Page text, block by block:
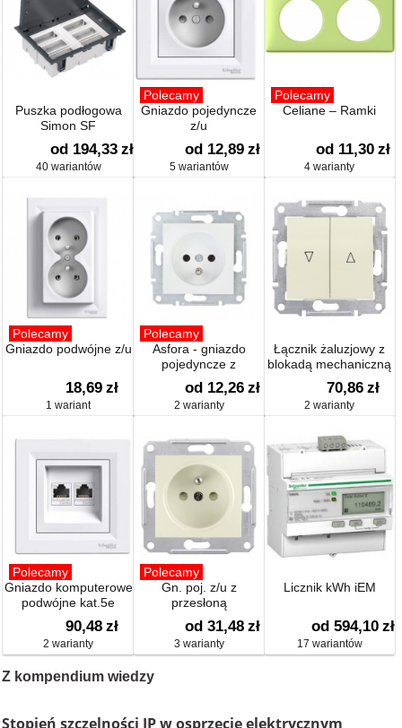
Puszka podłogowa
Simon SF
od 194,33 zł
40 wariantów
Polecamy
Gniazdo pojedyncze
z/u
od 12,89 zł
5 wariantów
Polecamy
Celiane – Ramki
od 11,30 zł
4 warianty
Polecamy
Gniazdo podwójne z/u
18,69 zł
1 wariant
Polecamy
Asfora - gniazdo
pojedyncze z
uziemieniem
od 12,26 zł
2 warianty
Łącznik żaluzjowy z
blokadą mechaniczną
70,86 zł
2 warianty
Polecamy
Gniazdo komputerowe
podwójne kat.5e
90,48 zł
2 warianty
Polecamy
Gn. poj. z/u z
przesłoną
od 31,48 zł
3 warianty
Licznik kWh iEM
od 594,10 zł
17 wariantów
Z kompendium wiedzy
Stopień szczelności IP w osprzęcie elektrycznym